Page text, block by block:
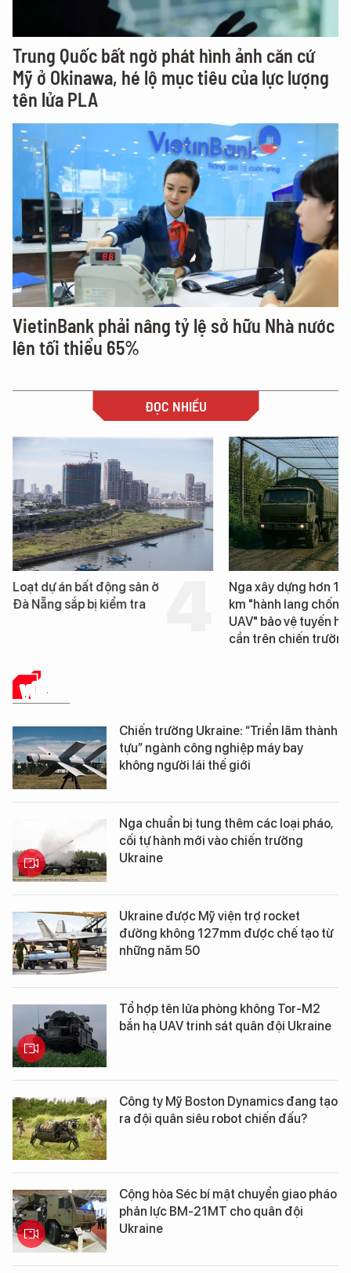
Trung Quốc bất ngờ phát hình ảnh căn cứ
Mỹ ở Okinawa, hé lộ mục tiêu của lực lượng
tên lửa PLA
VietinBank phải nâng tỷ lệ sở hữu Nhà nước
lên tối thiểu 65%
ĐỌC NHIỀU
Loạt dự án bất động sản ở
Đà Nẵng sắp bị kiểm tra
Nga xây dựng hơn
km "hành lang chống
UAV" bảo vệ tuyến
cần trên chiến trường
VŨ KHÍ
Chiến trường Ukraine: “Triển lãm thành
tựu” ngành công nghiệp máy bay
không người lái thế giới
Nga chuẩn bị tung thêm các loại pháo,
cối tự hành mới vào chiến trường
Ukraine
Ukraine được Mỹ viện trợ rocket
đường không 127mm được chế tạo từ
những năm 50
Tổ hợp tên lửa phòng không Tor-M2
bắn hạ UAV trinh sát quân đội Ukraine
Công ty Mỹ Boston Dynamics đang tạo
ra đội quân siêu robot chiến đấu?
Cộng hòa Séc bí mật chuyển giao pháo
phản lực BM-21MT cho quân đội
Ukraine